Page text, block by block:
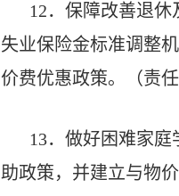
12．保障改善退
失业保险金标准调整
价费优惠政策。（责
13．做好困难家
助政策，并建立与物